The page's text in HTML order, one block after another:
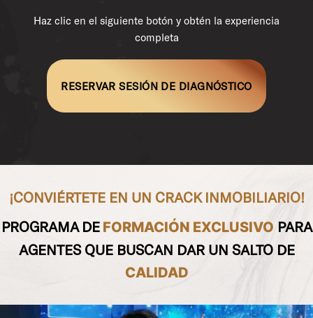
Haz clic en el siguiente botón y obtén la experiencia
completa
RESERVAR SESIÓN DE DIAGNÓSTICO
¡CONVIÉRTETE EN UN CRACK INMOBILIARIO!
PROGRAMA DEFORMACIÓN EXCLUSIVO PARA
AGENTES QUE BUSCAN DAR UN SALTO DE
CALIDAD